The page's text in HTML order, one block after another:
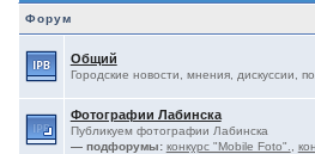
Форум
Общий
Городские новости, мнения, дискуссии,
Фотографии Лабинска
Публикуем фотографии Лабинска
— подфорумы: конкурс "Mobile Foto".